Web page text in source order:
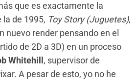
que es exactamente la
de 1995, Toy Story (Juguetes),
nuevo render pensando en el
de 2D a 3D) en un proceso
Whitehill , supervisor de
A pesar de esto, yo no he